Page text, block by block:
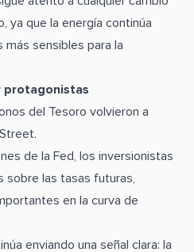
ya que la energía continúa
sensibles para la
protagonistas
del Tesoro volvieron a
de la Fed, los inversionistas
sobre las tasas futuras,
en la curva de
enviando una señal clara: la